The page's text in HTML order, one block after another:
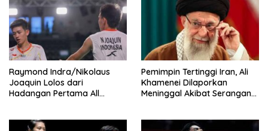
Raymond Indra/Nikolaus
Joaquin Lolos dari
Hadangan Pertama All
Pemimpin Tertinggi Iran, Ali
Khamenei Dilaporkan
Meninggal Akibat Serangan